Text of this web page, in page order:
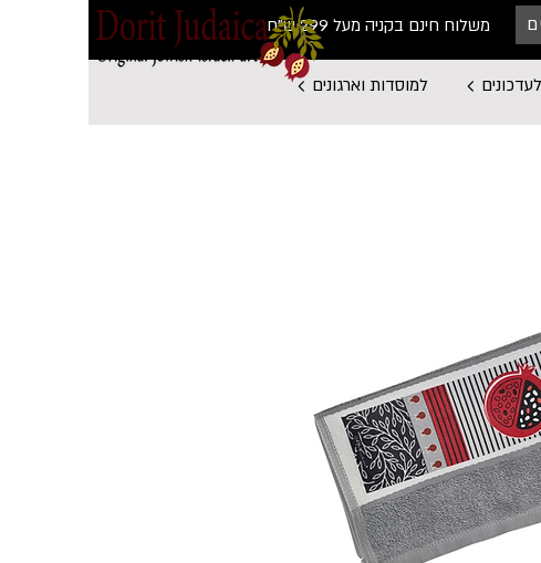
משלוח חינם בקניה מעל 299 ש"ח
למוסדות וארגונים